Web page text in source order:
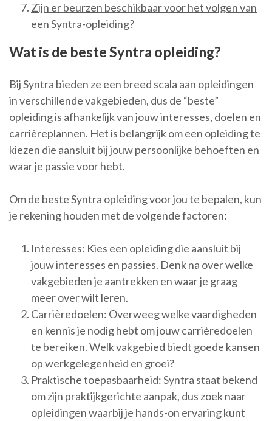
Zijn er beurzen beschikbaar voor het volgen van
een Syntra-opleiding?
Wat is de beste Syntra opleiding?
Bij Syntra bieden ze een breed scala aan opleidingen
in verschillende vakgebieden, dus de “beste”
opleiding is afhankelijk van jouw interesses, doelen en
carrièreplannen. Het is belangrijk om een opleiding te
kiezen die aansluit bij jouw persoonlijke behoeften en
waar je passie voor hebt.
Om de beste Syntra opleiding voor jou te bepalen, kun
je rekening houden met de volgende factoren:
Interesses: Kies een opleiding die aansluit bij
jouw interesses en passies. Denk na over welke
vakgebieden je aantrekken en waar je graag
meer over wilt leren.
Carrièredoelen: Overweeg welke vaardigheden
en kennis je nodig hebt om jouw carrièredoelen
te bereiken. Welk vakgebied biedt goede kansen
op werkgelegenheid en groei?
Praktische toepasbaarheid: Syntra staat bekend
om zijn praktijkgerichte aanpak, dus zoek naar
opleidingen waarbij je hands-on ervaring kunt